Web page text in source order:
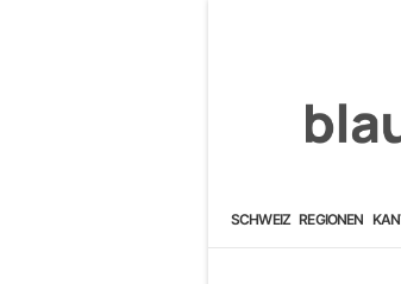
SCHWEIZ REGIONEN